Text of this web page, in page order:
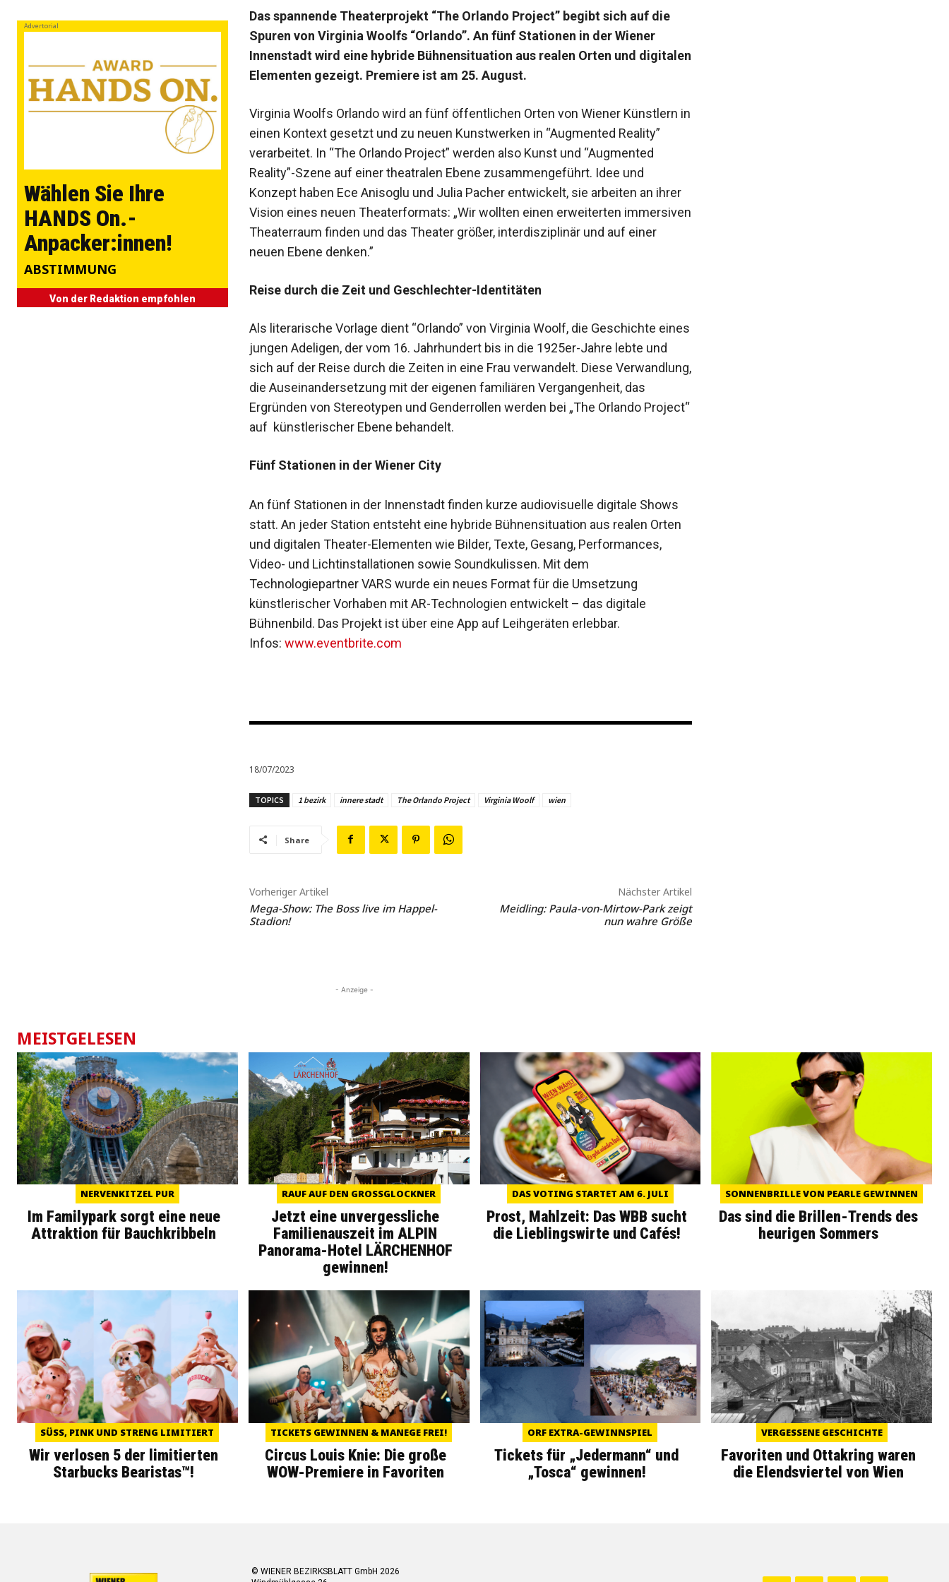
Advertorial
Wählen Sie Ihre
HANDS On.-
Anpacker:innen!
ABSTIMMUNG
Von der Redaktion empfohlen
Das spannende Theaterprojekt “The Orlando Project” begibt sich auf die
Spuren von Virginia Woolfs “Orlando”. An fünf Stationen in der Wiener
Innenstadt wird eine hybride Bühnensituation aus realen Orten und digitalen
Elementen gezeigt. Premiere ist am 25. August.
Virginia Woolfs Orlando wird an fünf öffentlichen Orten von Wiener Künstlern in
einen Kontext gesetzt und zu neuen Kunstwerken in “Augmented Reality”
verarbeitet. In “The Orlando Project” werden also Kunst und “Augmented
Reality”-Szene auf einer theatralen Ebene zusammengeführt. Idee und
Konzept haben Ece Anisoglu und Julia Pacher entwickelt, sie arbeiten an ihrer
Vision eines neuen Theaterformats: „Wir wollten einen erweiterten immersiven
Theaterraum finden und das Theater größer, interdisziplinär und auf einer
neuen Ebene denken.”
Reise durch die Zeit und Geschlechter-Identitäten
Als literarische Vorlage dient “Orlando” von Virginia Woolf, die Geschichte eines
jungen Adeligen, der vom 16. Jahrhundert bis in die 1925er-Jahre lebte und
sich auf der Reise durch die Zeiten in eine Frau verwandelt. Diese Verwandlung,
die Auseinandersetzung mit der eigenen familiären Vergangenheit, das
Ergründen von Stereotypen und Genderrollen werden bei „The Orlando Project“
auf künstlerischer Ebene behandelt.
Fünf Stationen in der Wiener City
An fünf Stationen in der Innenstadt finden kurze audiovisuelle digitale Shows
statt. An jeder Station entsteht eine hybride Bühnensituation aus realen Orten
und digitalen Theater-Elementen wie Bilder, Texte, Gesang, Performances,
Video- und Lichtinstallationen sowie Soundkulissen. Mit dem
Technologiepartner VARS wurde ein neues Format für die Umsetzung
künstlerischer Vorhaben mit AR-Technologien entwickelt – das digitale
Bühnenbild. Das Projekt ist über eine App auf Leihgeräten erlebbar.
Infos: www.eventbrite.com
18/07/2023
TOPICS 1 bezirk innere stadt The Orlando Project Virginia Woolf wien
Share
Vorheriger Artikel
Mega-Show: The Boss live im Happel-
Stadion!
Nächster Artikel
Meidling: Paula-von-Mirtow-Park zeigt
nun wahre Größe
- Anzeige -
MEISTGELESEN
NERVENKITZEL PUR
Im Familypark sorgt eine neue
Attraktion für Bauchkribbeln
RAUF AUF DEN GROSSGLOCKNER
Jetzt eine unvergessliche
Familienauszeit im ALPIN
Panorama-Hotel LÄRCHENHOF
gewinnen!
DAS VOTING STARTET AM 6. JULI
Prost, Mahlzeit: Das WBB sucht
die Lieblingswirte und Cafés!
SONNENBRILLE VON PEARLE GEWINNEN
Das sind die Brillen-Trends des
heurigen Sommers
SÜSS, PINK UND STRENG LIMITIERT
Wir verlosen 5 der limitierten
Starbucks Bearistas™!
TICKETS GEWINNEN & MANEGE FREI!
Circus Louis Knie: Die große
WOW-Premiere in Favoriten
ORF EXTRA-GEWINNSPIEL
Tickets für „Jedermann“ und
„Tosca“ gewinnen!
VERGESSENE GESCHICHTE
Favoriten und Ottakring waren
die Elendsviertel von Wien
© WIENER BEZIRKSBLATT GmbH 2026